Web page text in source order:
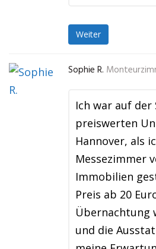
Weiter
Sophie R.
Ich war auf der
preiswerten
Hannover, als
Messezimmer
Immobilien
Preis ab 20
Übernachtung
und die